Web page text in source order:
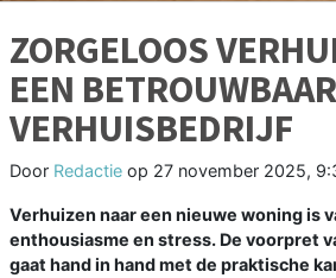
ZORGELOOS
EEN BETROUWBAAR
VERHUISBEDRIJF
Door Redactie op 27 november 2025,
Verhuizen naar een nieuwe woning is
enthousiasme en stress. De voorpret
gaat hand in hand met de praktische